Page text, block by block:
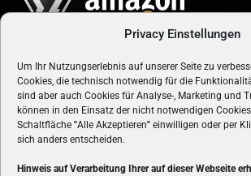
Privacy Einstellungen
Um Ihr Nutzungserlebnis auf unserer Seite zu
Cookies, die technisch notwendig für die
sind aber auch Cookies für Analyse-, Marketing und
können in den Einsatz der nicht notwendigen
Schaltfläche "Alle Akzeptieren" einwilligen oder per
sich anders entscheiden.
Hinweis auf Verarbeitung Ihrer auf dieser Webseite